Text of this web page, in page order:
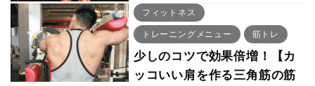
ーでは驚異の種目2位
フィットネス
トレーニングメニュー 筋トレ
少しのコツで効果倍増！【カ
ッコいい肩を作る三角筋の筋